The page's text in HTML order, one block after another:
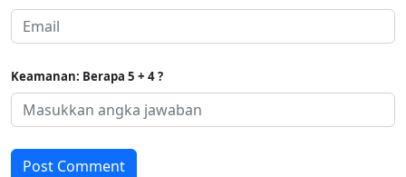
Keamanan: Berapa 5 + 4 ?
Post Comment